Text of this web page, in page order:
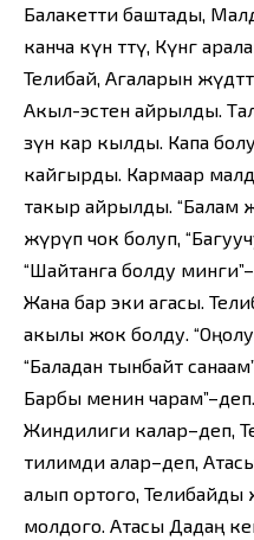
Балакетти баштады,
канча күн өттү, Күнгө
Телибай, Агаларын
Акыл-эстен айрылды.
өзүн кар кылды. Капа
кайгырды. Кармаар
такыр айрылды. “Балам
жүрүп чок болуп,
“Шайтанга болду
Жана бар эки агасы.
акылы жок болду.
“Баладан тынбайт
Барбы менин
Жиндилиги калар–деп,
тилимди алар–деп,
алып ортого,
молдого. Атасы Дадаң